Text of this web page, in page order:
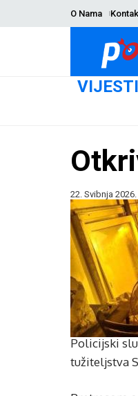
O Nama
VIJESTI
22. Svibnja 2026.
Policijski
tužiteljstva